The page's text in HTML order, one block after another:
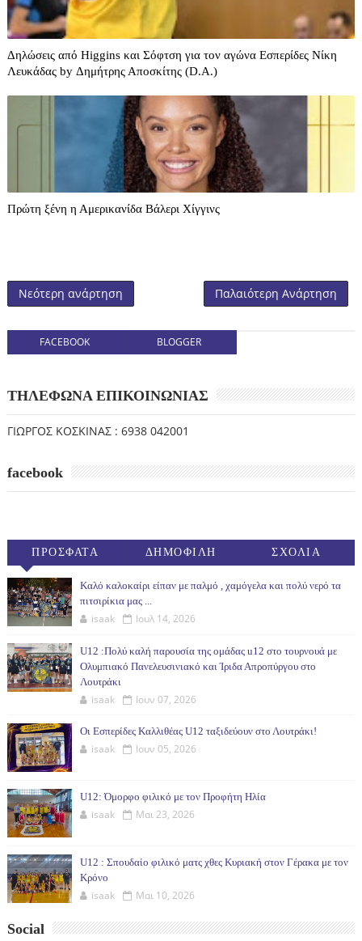
Δηλώσεις από Higgins και Σόφτση για τον αγώνα Εσπερίδες Νίκη
Λευκάδας by Δημήτρης Αποσκίτης (D.A.)
Πρώτη ξένη η Αμερικανίδα Βάλερι Χίγγινς
Νεότερη ανάρτηση Παλαιότερη Ανάρτηση
FACEBOOK BLOGGER
ΤΗΛΕΦΩΝΑ ΕΠΙΚΟΙΝΩΝΙΑΣ
ΓΙΩΡΓΟΣ ΚΟΣΚΙΝΑΣ : 6938 042001
facebook
ΠΡΟΣΦΑΤΑ ΔΗΜΟΦΙΛΗ ΣΧΟΛΙΑ
Καλό καλοκαίρι είπαν με παλμό , χαμόγελα και πολύ νερό τα
πιτσιρίκια μας ...
isaak Ιουλ 14, 2026
U12 :Πολύ καλή παρουσία της ομάδας u12 στο τουρνουά με
Ολυμπιακό Πανελευσινιακό και Ίριδα Απροπύργου στο
Λουτράκι
isaak Ιουν 07, 2026
Οι Εσπερίδες Καλλιθέας U12 ταξιδεύουν στο Λουτράκι!
isaak Ιουν 05, 2026
U12: Όμορφο φιλικό με τον Προφήτη Ηλία
isaak Μαι 23, 2026
U12 : Σπουδαίο φιλικό ματς χθες Κυριακή στον Γέρακα με τον
Κρόνο
isaak Μαι 10, 2026
Social